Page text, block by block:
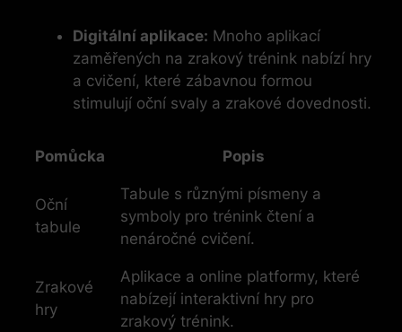
Digitální aplikace: Mnoho aplikací
zaměřených na zrakový trénink nabízí hry
a cvičení, které zábavnou formou
stimulují oční svaly a zrakové dovednosti.
Pomůcka Popis
Oční
tabule
Tabule s různými písmeny a
symboly pro trénink čtení a
nenáročné cvičení.
Zrakové
hry
Aplikace a online platformy, které
nabízejí interaktivní hry pro
zrakový trénink.